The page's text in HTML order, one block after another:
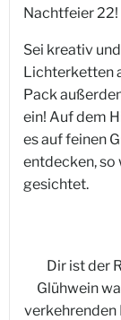
Nachtfeier 22!
Sei kreativ
Lichterketten
Pack
ein! Auf dem
es auf feinen
entdecken, so
gesichtet.
Dir ist der
Glühwein
verkehrenden